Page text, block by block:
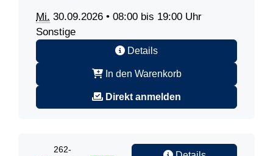
Mi. 30.09.2026 • 08:00 bis 19:00 Uhr
Sonstige
Details
In den Warenkorb
Direkt anmelden
262-